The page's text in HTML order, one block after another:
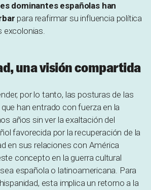
dominantes españolas han
para reafirmar su influencia política
excolonias.
una visión compartida
por lo tanto, las posturas de las
han entrado con fuerza en la
años sin ver la exaltación del
favorecida por la recuperación de la
en sus relaciones con América
concepto en la guerra cultural
española o latinoamericana. Para
esta implica un retorno a la